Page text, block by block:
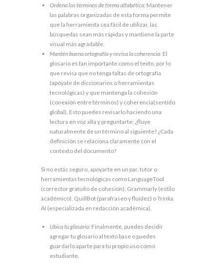
Ordena los términos de forma alfabética: Mantener
las palabras organizadas de esta forma permite
que la herramienta sea fácil de utilizar, las
búsquedas sean más rápidas y mantiene la parte
visual más agradable.
Mantén buena ortografía y revisa la coherencia: El
glosario es tan importante como el texto, por lo
que revisa que no tenga faltas de ortografía
(apóyate de diccionarios o herramientas
tecnológicas) y que mantenga la cohesión
(conexión entre términos) y coherencia(sentido
global). Esto puedes revisarlo haciendo una
lectura en voz alta y preguntarte: ¿fluye
naturalmente de un término al siguiente? ¿Cada
definición se relaciona claramente con el
contexto del documento?
Si no estás seguro, apoyarte en un par, tutor o
herramientas tecnológicas como LanguageTool
(corrector gratuito de cohesión), Grammarly (estilo
académico), QuillBot (parafraseo y fluidez) o Trinka
AI (especializada en redacción académica).
Ubica tu glosario: Finalmente, puedes decidir
agregar tu glosario al texto base o puedes
guardarlo aparte para tu propio uso como
estudiante.